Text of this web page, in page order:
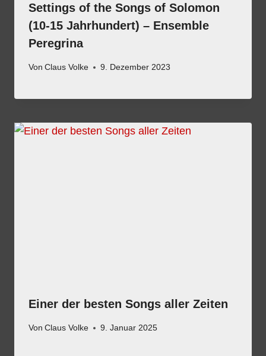
Settings of the Songs of Solomon
(10-15 Jahrhundert) – Ensemble
Peregrina
Von Claus Volke 9. Dezember 2023
Einer der besten Songs aller Zeiten
Von Claus Volke 9. Januar 2025